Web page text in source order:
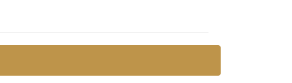
dedicada exclusivamente a la venta de tu